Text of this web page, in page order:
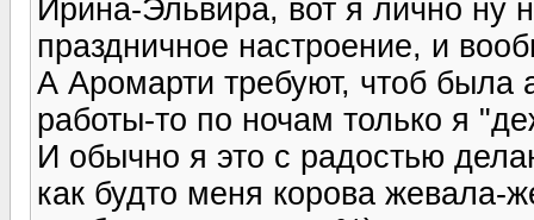
Ирина-Эльвира, вот я лично ну
праздничное настроение, и
А Аромарти требуют, чтоб была
работы-то по ночам только я
И обычно я это с радостью
как будто меня корова